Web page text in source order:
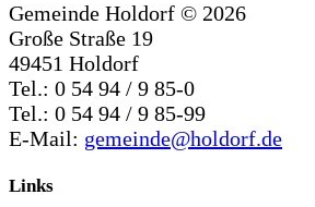
Gemeinde Holdorf © 2026
Große Straße 19
49451 Holdorf
Tel.: 0 54 94 / 9 85-0
Tel.: 0 54 94 / 9 85-99
E-Mail: gemeinde@holdorf.de
Links